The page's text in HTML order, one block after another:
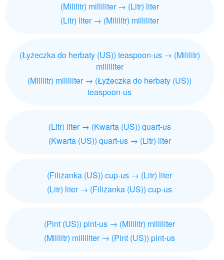
(Mililitr) milliliter → (Litr) liter
(Litr) liter → (Mililitr) milliliter
(Łyżeczka do herbaty (US)) teaspoon-us → (Mililitr)
milliliter
(Mililitr) milliliter → (Łyżeczka do herbaty (US))
teaspoon-us
(Litr) liter → (Kwarta (US)) quart-us
(Kwarta (US)) quart-us → (Litr) liter
(Filiżanka (US)) cup-us → (Litr) liter
(Litr) liter → (Filiżanka (US)) cup-us
(Pint (US)) pint-us → (Mililitr) milliliter
(Mililitr) milliliter → (Pint (US)) pint-us